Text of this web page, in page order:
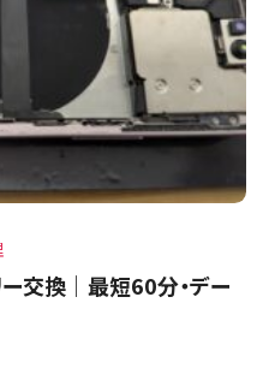
交換｜最短60分・デー